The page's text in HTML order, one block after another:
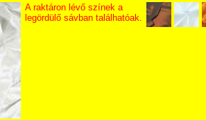
A raktáron lévő színek a
legördülő sávban találhatóak.